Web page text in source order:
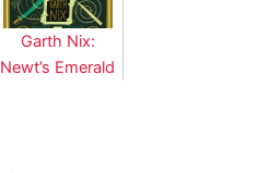
Garth Nix:
Newt’s Emerald